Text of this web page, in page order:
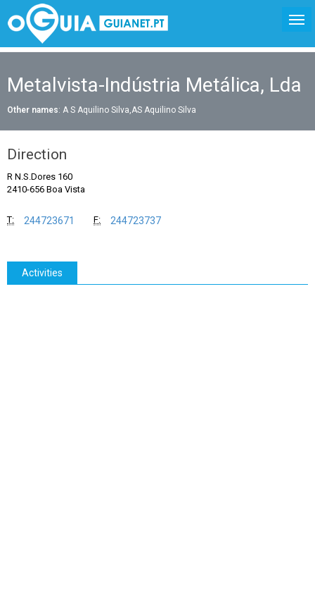
Metalvista-Indústria Metálica, Lda
Other names: A S Aquilino Silva,AS Aquilino Silva
Direction
R N.S.Dores 160
2410-656 Boa Vista
T: 244723671 F: 244723737
Activities